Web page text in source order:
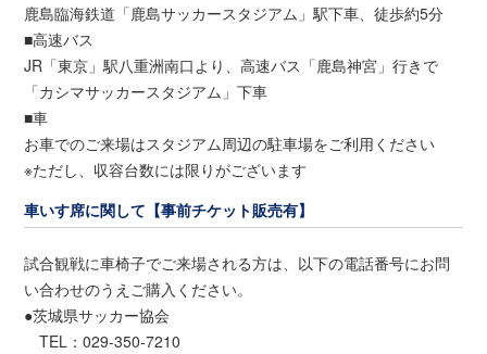
鹿島臨海鉄道「鹿島サッカースタジアム」駅下車、徒歩約5分
■高速バス
JR「東京」駅八重洲南口より、高速バス「鹿島神宮」行きで
「カシマサッカースタジアム」下車
■車
お車でのご来場はスタジアム周辺の駐車場をご利用ください
※ただし、収容台数には限りがございます
車いす席に関して【事前チケット販売有】
試合観戦に車椅子でご来場される方は、以下の電話番号にお問
い合わせのうえご購入ください。
●茨城県サッカー協会
TEL：029-350-7210